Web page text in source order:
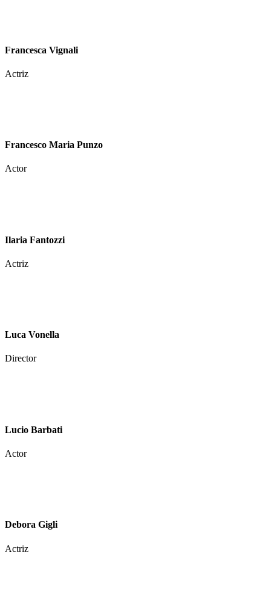
Francesca Vignali
Actriz
Francesco Maria Punzo
Actor
Ilaria Fantozzi
Actriz
Luca Vonella
Director
Lucio Barbati
Actor
Debora Gigli
Actriz